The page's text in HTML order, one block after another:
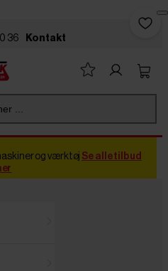
36 Kontakt
...
og værktøj Se alle tilbud